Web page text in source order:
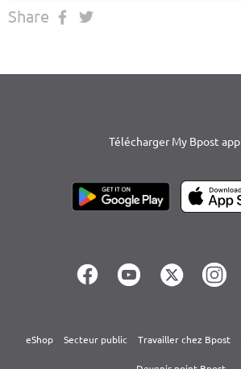
Share
Télécharger My Bpost app
eShop Secteur public Travailler chez Bpost